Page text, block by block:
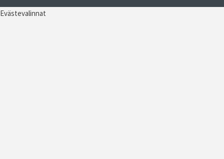
Evästevalinnat